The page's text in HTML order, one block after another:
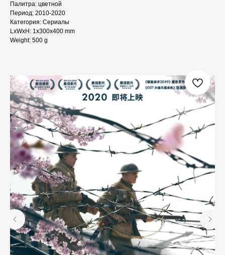
Палитра: цветной
Период: 2010-2020
Категория: Сериалы
LxWxH: 1x300x400 mm
Weight: 500 g